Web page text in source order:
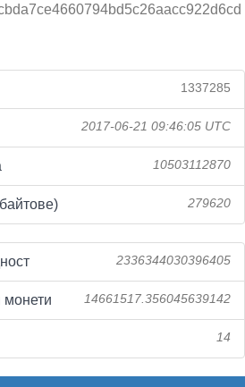
1337285
2017-06-21 09:46:05 UTC
10503112870
279620
2336344030396405
14661517.356045639142
14